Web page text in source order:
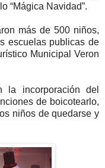
“Mágica Navidad”.
más de 500 niños,
escuelas publicas de
Municipal Veron
la incorporación del
de boicotearlo,
niños de quedarse y